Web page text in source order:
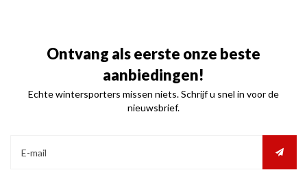
Ontvang als eerste onze beste
aanbiedingen!
Echte wintersporters missen niets. Schrijf u snel in voor de
nieuwsbrief.